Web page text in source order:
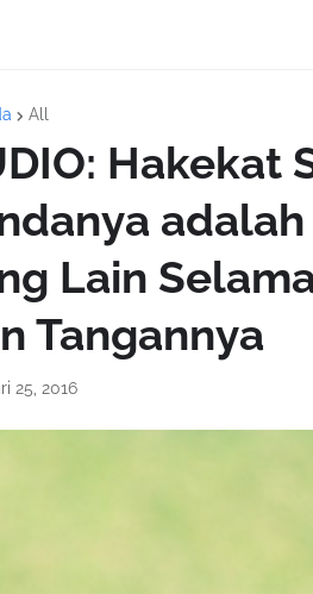
All
Hakekat
Lain
Tangannya
25, 2016